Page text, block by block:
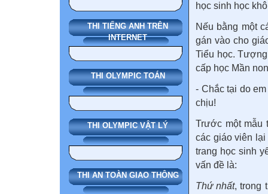
THI TIẾNG ANH TRÊN
INTERNET
THI OLYMPIC TOÁN
THI OLYMPIC VẬT LÝ
THI AN TOÀN GIAO THÔNG
học sinh học
Nếu bằng một
gán vào cho
Tiểu học.
cấp học Mần
- Chắc tại do
chịu!
Trước một mẫu
các giáo viên
trang học sinh
vấn đề là:
Thứ nhất, trong